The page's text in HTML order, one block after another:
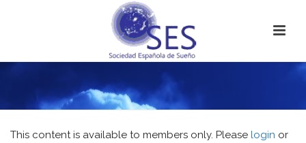
This content is available to members only. Please login or